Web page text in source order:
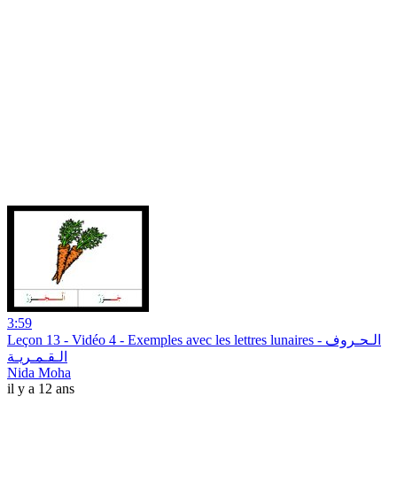
3:59
Leçon 13 - Vidéo 4 - Exemples avec les lettres lunaires - الـحـروف
الـقـمـريـة
Nida Moha
il y a 12 ans